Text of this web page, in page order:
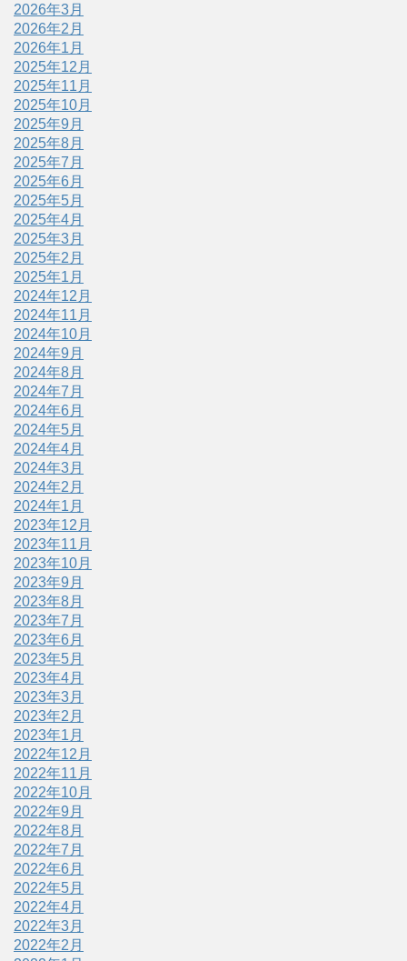
2026年3月
2026年2月
2026年1月
2025年12月
2025年11月
2025年10月
2025年9月
2025年8月
2025年7月
2025年6月
2025年5月
2025年4月
2025年3月
2025年2月
2025年1月
2024年12月
2024年11月
2024年10月
2024年9月
2024年8月
2024年7月
2024年6月
2024年5月
2024年4月
2024年3月
2024年2月
2024年1月
2023年12月
2023年11月
2023年10月
2023年9月
2023年8月
2023年7月
2023年6月
2023年5月
2023年4月
2023年3月
2023年2月
2023年1月
2022年12月
2022年11月
2022年10月
2022年9月
2022年8月
2022年7月
2022年6月
2022年5月
2022年4月
2022年3月
2022年2月